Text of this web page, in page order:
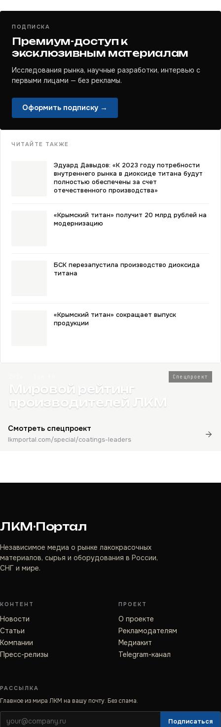
ПОДПИСКА
Премиум-доступ к
эксклюзивным материалам
Исследования рынка, научные разработки, интервью с
первыми лицами — без рекламы.
Оформить подписку →
ЧИТАЙТЕ ТАКЖЕ
Эдуард Давыдов: «К 2023 году потребности
внутреннего рынка в диоксиде титана будут
полностью обеспечены за счет
отечественного производства»
«Крымский титан» получит 20 млрд рублей на
модернизацию
БСК перезапустила производство диоксида
титана
«Крымский титан» сокращает выпуск
продукции
Спецпроект
Мировой рейтинг
производителей ЛКМ
Смотреть спецпроект
lkmportal.com/special/coatings-leaders
ЛКМ·Портал
Независимое медиа о рынке лакокрасочных
материалов, сырья и оборудования в России,
СНГ и мире.
КОНТЕНТ
Новости
Статьи
Компании
Пресс-релизы
ПРОЕКТ
О проекте
Рекламодателям
Медиакит
Telegram-канал
РАССЫЛКА
Главное из мира ЛКМ на вашу почту. Без спама.
Подписаться